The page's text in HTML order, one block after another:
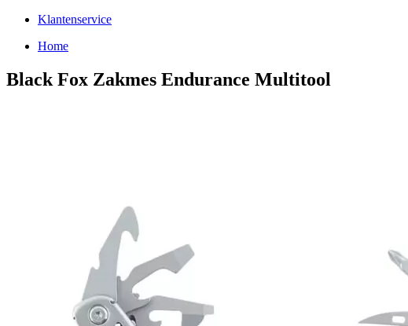
Klantenservice
Home
Black Fox Zakmes Endurance Multitool